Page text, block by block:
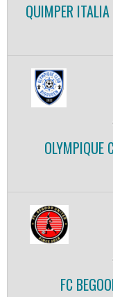
QUIMPER
OLYMPIQUE
FC